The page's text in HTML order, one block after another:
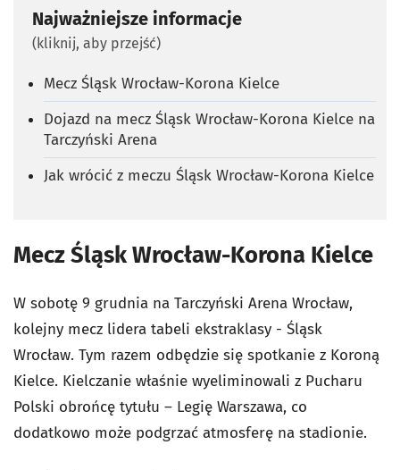
Najważniejsze informacje
(kliknij, aby przejść)
Mecz Śląsk Wrocław-Korona Kielce
Dojazd na mecz Śląsk Wrocław-Korona Kielce na
Tarczyński Arena
Jak wrócić z meczu Śląsk Wrocław-Korona Kielce
Mecz Śląsk Wrocław-Korona Kielce
W sobotę 9 grudnia na Tarczyński Arena Wrocław,
kolejny mecz lidera tabeli ekstraklasy - Śląsk
Wrocław. Tym razem odbędzie się spotkanie z Koroną
Kielce. Kielczanie właśnie wyeliminowali z Pucharu
Polski obrońcę tytułu – Legię Warszawa, co
dodatkowo może podgrzać atmosferę na stadionie.